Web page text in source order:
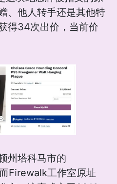
他人转手还是其他特
得34次出价，当前价
州塔科马市的
Firewalk工作室原址